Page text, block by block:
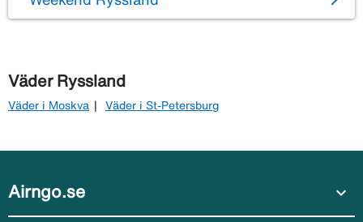
Väder Ryssland
Väder i Moskva Väder i St-Petersburg
Airngo.se expand_more